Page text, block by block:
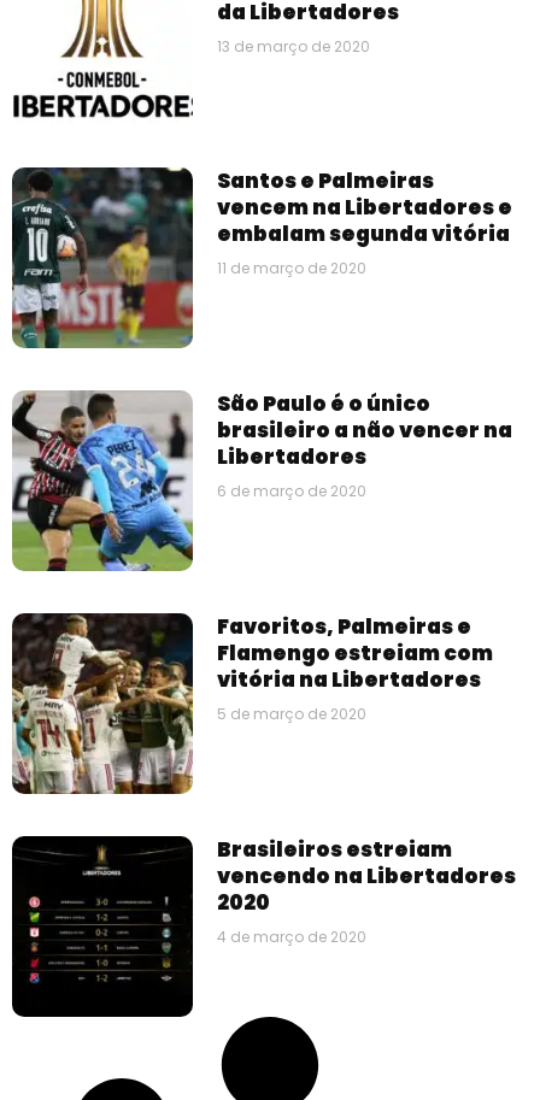
da Libertadores
13 de março de 2020
Santos e Palmeiras
vencem na Libertadores e
embalam segunda vitória
11 de março de 2020
São Paulo é o único
brasileiro a não vencer na
Libertadores
6 de março de 2020
Favoritos, Palmeiras e
Flamengo estreiam com
vitória na Libertadores
5 de março de 2020
Brasileiros estreiam
vencendo na Libertadores
2020
4 de março de 2020